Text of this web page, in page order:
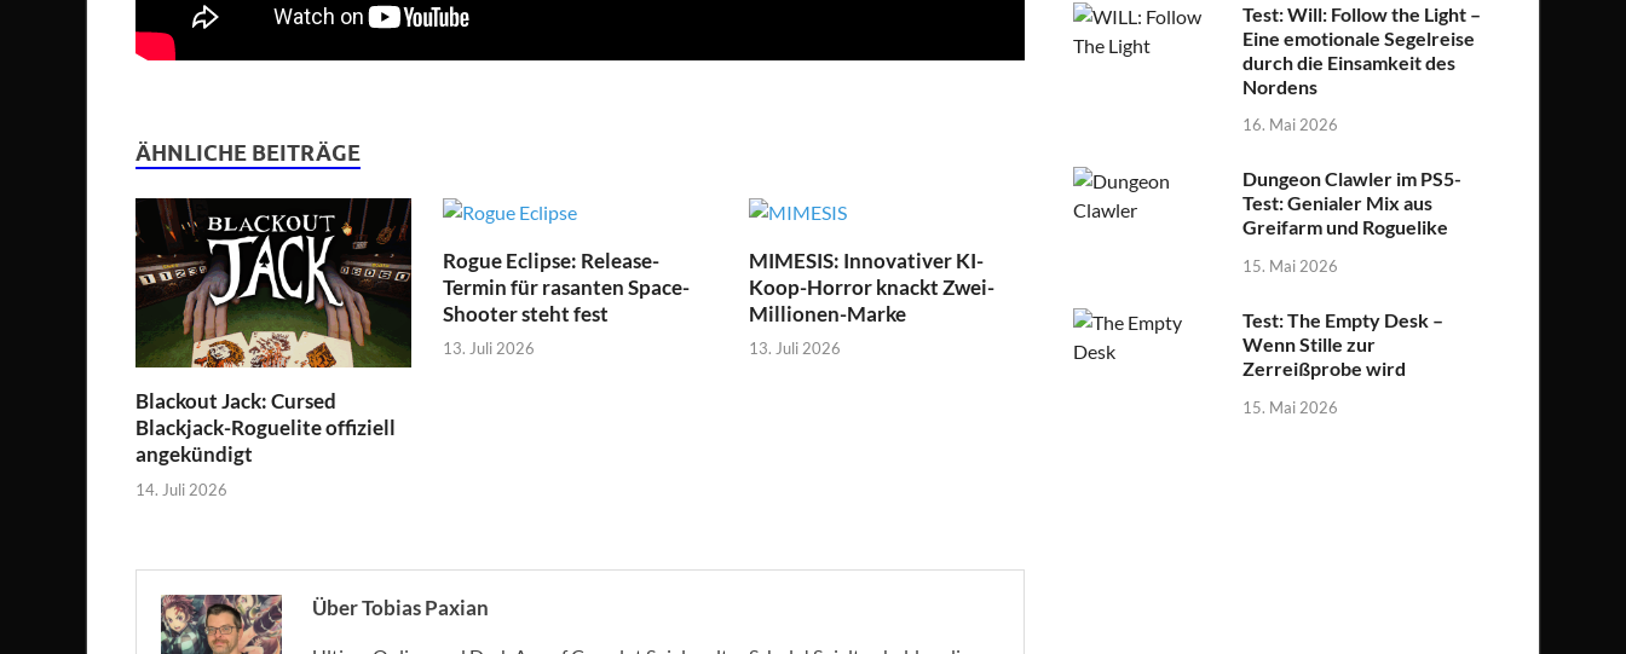
ÄHNLICHE BEITRÄGE
Blackout Jack: Cursed
Blackjack-Roguelite offiziell
angekündigt
14. Juli 2026
Rogue Eclipse: Release-
Termin für rasanten Space-
Shooter steht fest
13. Juli 2026
MIMESIS: Innovativer KI-
Koop-Horror knackt Zwei-
Millionen-Marke
13. Juli 2026
Über Tobias Paxian
Test: Will: Follow the Light –
Eine emotionale Segelreise
durch die Einsamkeit des
Nordens
16. Mai 2026
Dungeon Clawler im PS5-
Test: Genialer Mix aus
Greifarm und Roguelike
15. Mai 2026
Test: The Empty Desk –
Wenn Stille zur
Zerreißprobe wird
15. Mai 2026